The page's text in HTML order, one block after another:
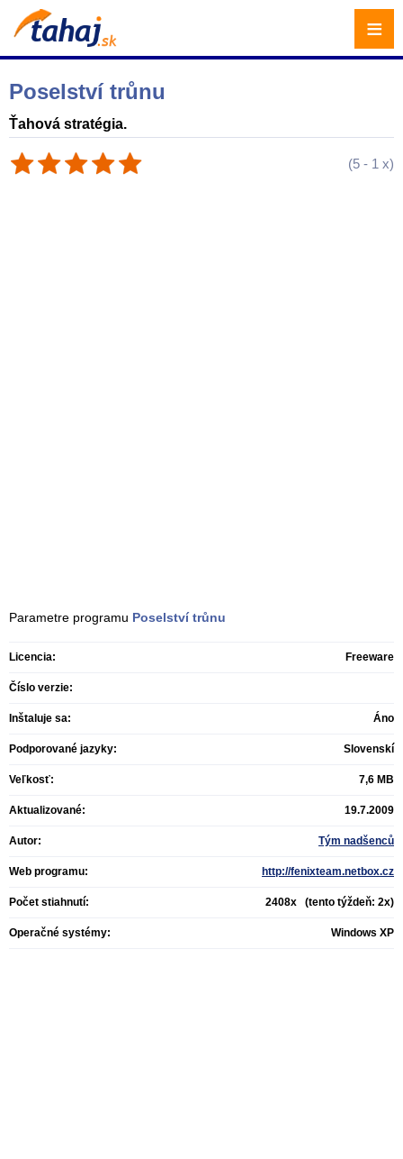
Poselství trůnu
Ťahová stratégia.
(5 - 1 x)
Parametre programu Poselství trůnu
Licencia: Freeware
Číslo verzie:
Inštaluje sa: Áno
Podporované jazyky: Slovenskí
Veľkosť: 7,6 MB
Aktualizované: 19.7.2009
Autor: Tým nadšenců
Web programu: http://fenixteam.netbox.cz
Počet stiahnutí: 2408x (tento týždeň: 2x)
Operačné systémy: Windows XP
≡